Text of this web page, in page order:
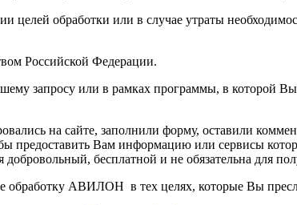
обработки или в случае утраты
Российской Федерации.
запросу или в рамках программы, в которой Вы
на сайте, заполнили форму, оставили
предоставить Вам информацию или сервисы
добровольный, бесплатной и не обязательна для
обработку АВИЛОН в тех целях, которые Вы